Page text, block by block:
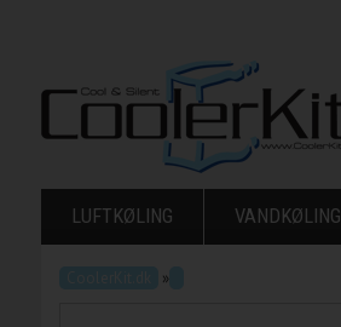
LUFTKØLING VANDKØLING
»